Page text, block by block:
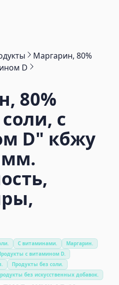
Маргарин, 80%
D
80%
с
D" кбжу
С витаминами.
Маргарин.
с витамином D.
Продукты без соли.
без искусственных добавок.